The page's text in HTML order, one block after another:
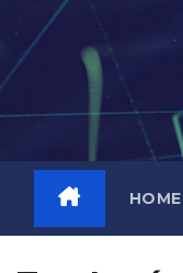
content
HOME